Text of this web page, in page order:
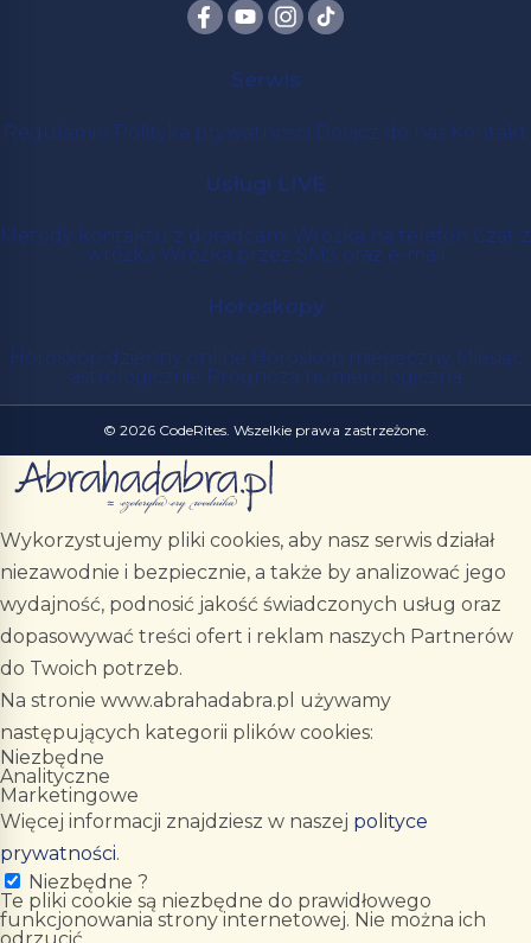
Serwis
Regulamin Polityka prywatności Dołącz do nas Kontakt
Usługi LIVE
Metody kontaktu z doradcami Wróżka na telefon Czat z
wróżką Wróżka przez SMS oraz e-mail
Horoskopy
Horoskop dzienny online Horoskop miesięczny Miesiąc
astrologicznie Prognoza numerologiczna
© 2026 CodeRites. Wszelkie prawa zastrzeżone.
Wykorzystujemy pliki cookies, aby nasz serwis działał
niezawodnie i bezpiecznie, a także by analizować jego
wydajność, podnosić jakość świadczonych usług oraz
dopasowywać treści ofert i reklam naszych Partnerów
do Twoich potrzeb.
Na stronie www.abrahadabra.pl używamy
następujących kategorii plików cookies:
Niezbędne
Analityczne
Marketingowe
Więcej informacji znajdziesz w naszej polityce
prywatności.
Niezbędne ?
Te pliki cookie są niezbędne do prawidłowego
funkcjonowania strony internetowej. Nie można ich